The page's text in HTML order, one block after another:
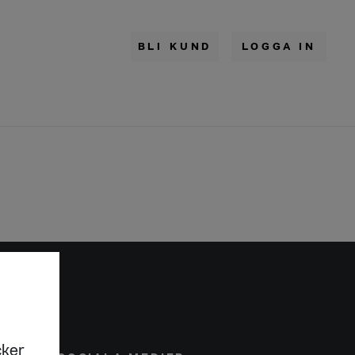
BLI KUND LOGGA IN